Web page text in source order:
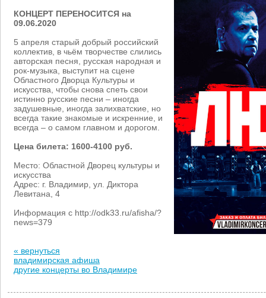
КОНЦЕРТ ПЕРЕНОСИТСЯ на
09.06.2020
5 апреля старый добрый российский
коллектив, в чьём творчестве слились
авторская песня, русская народная и
рок-музыка, выступит на сцене
Областного Дворца Культуры и
искусства, чтобы снова спеть свои
истинно русские песни – иногда
задушевные, иногда залихватские, но
всегда такие знакомые и искренние, и
всегда – о самом главном и дорогом.
Цена билета: 1600-4100 руб.
Место: Областной Дворец культуры и
искусства
Адрес: г. Владимир, ул. Диктора
Левитана, 4
Информация с http://odk33.ru/afisha/?
news=379
« вернуться
владимирская афиша
другие концерты во Владимире